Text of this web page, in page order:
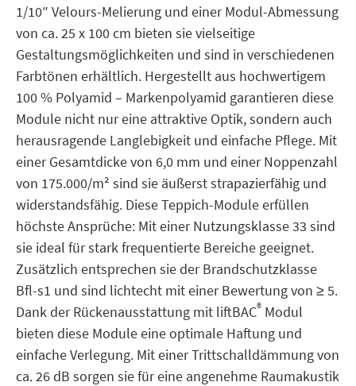
1/10″ Velours-Melierung und einer Modul-Abmessung
von ca. 25 x 100 cm bieten sie vielseitige
Gestaltungsmöglichkeiten und sind in verschiedenen
Farbtönen erhältlich. Hergestellt aus hochwertigem
100 % Polyamid – Markenpolyamid garantieren diese
Module nicht nur eine attraktive Optik, sondern auch
herausragende Langlebigkeit und einfache Pflege. Mit
einer Gesamtdicke von 6,0 mm und einer Noppenzahl
von 175.000/m² sind sie äußerst strapazierfähig und
widerstandsfähig. Diese Teppich-Module erfüllen
höchste Ansprüche: Mit einer Nutzungsklasse 33 sind
sie ideal für stark frequentierte Bereiche geeignet.
Zusätzlich entsprechen sie der Brandschutzklasse
Bfl-s1 und sind lichtecht mit einer Bewertung von ≥ 5.
Dank der Rückenausstattung mit liftBAC® Modul
bieten diese Module eine optimale Haftung und
einfache Verlegung. Mit einer Trittschalldämmung von
ca. 26 dB sorgen sie für eine angenehme Raumakustik